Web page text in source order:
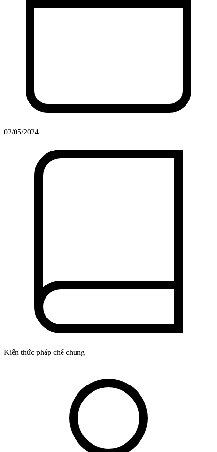
02/05/2024
Kiến thức pháp chế chung